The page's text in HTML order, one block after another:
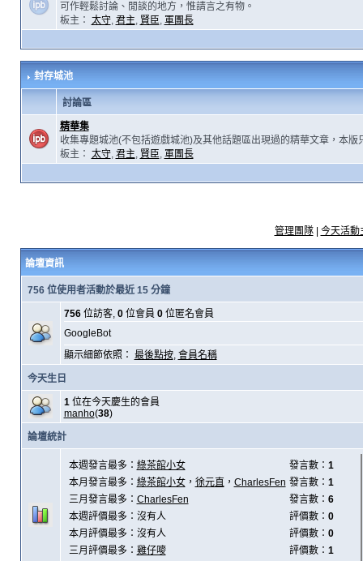
可作輕鬆討論、閒談的地方，惟請言之有物。
板主： 太守, 君主, 賢臣, 軍團長
封存城池
討論區
精華集
收集專題城池(不包括遊戲城池)及其他話題區出現過的精華文章，本版
板主： 太守, 君主, 賢臣, 軍團長
管理團隊| 今天活動
論壇資訊
756 位使用者活動於最近 15 分鐘
756位訪客, 0位會員 0位匿名會員
GoogleBot
顯示細節依照： 最後點按, 會員名稱
今天生日
1位在今天慶生的會員
manho(38)
論壇統計
本週發言最多： 綠茶館小女 發言數： 1
本月發言最多： 綠茶館小女， 徐元直 ， CharlesFen 發言數： 1
三月發言最多： CharlesFen 發言數： 6
本週評價最多：沒有人
評價數： 0
本月評價最多：沒有人
評價數： 0
三月評價最多： 雞仔嘜 評價數： 1